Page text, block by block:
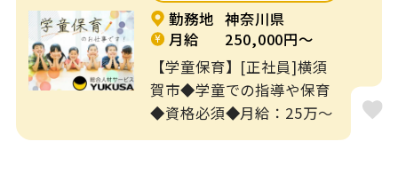
勤務地 神奈川県
月給
250,000円～
【学童保育】[正社員]横須
賀市◆学童での指導や保育
◆資格必須◆月給：25万～